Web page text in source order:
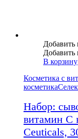
Добавить
Добавить
В корзину
Косметика с
косметика
Набор:
витамин С
Ceuticals,